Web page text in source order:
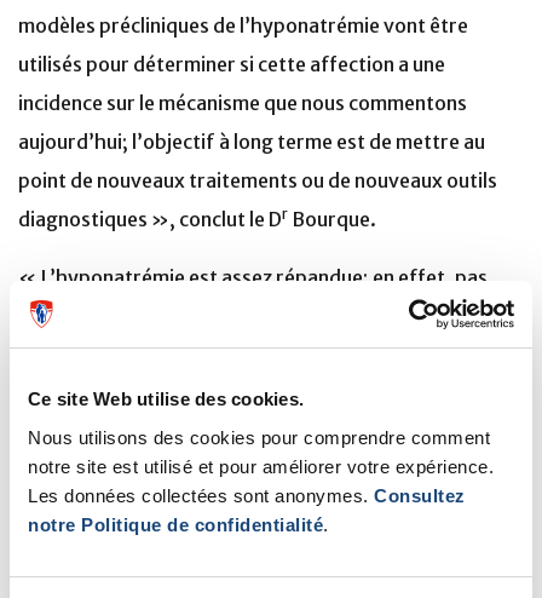
Ce site Web utilise des cookies.
Nous utilisons des cookies pour comprendre comment
notre site est utilisé et pour améliorer votre expérience.
Les données collectées sont anonymes. Consultez
notre Politique de confidentialité.
modèles précliniques de l’hyponatrémie vont être
utilisés pour déterminer si cette affection a une
incidence sur le mécanisme que nous commentons
aujourd’hui; l’objectif à long terme est de mettre au
point de nouveaux traitements ou de nouveaux outils
diagnostiques », conclut le Dr Bourque.
« L’hyponatrémie est assez répandue; en effet, pas
moins du quart des patients hospitalisés pour des
lésions cérébrales traumatiques développent cette
affection », explique la Dre Judith Marcoux,
neurochirurgienne à l’Hôpital général de Montréal du
Centre universitaire de santé McGill.